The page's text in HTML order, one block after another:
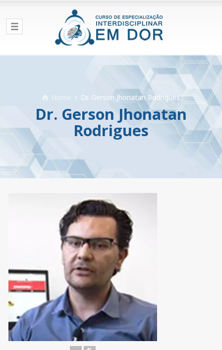
Home Dr. Gerson Jhonatan Rodrigues
Dr. Gerson Jhonatan
Rodrigues